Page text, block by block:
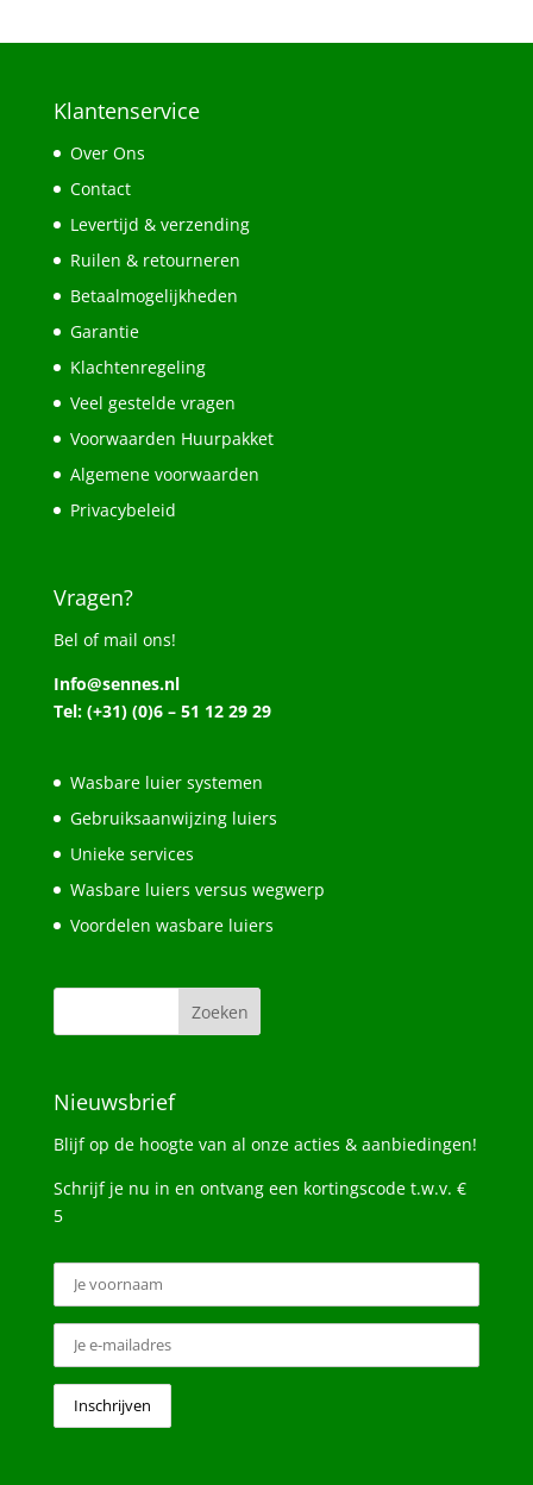
€18,95.€14,21.
Klantenservice
Over Ons
Contact
Levertijd & verzending
Ruilen & retourneren
Betaalmogelijkheden
Garantie
Klachtenregeling
Veel gestelde vragen
Voorwaarden Huurpakket
Algemene voorwaarden
Privacybeleid
Vragen?
Bel of mail ons!
Info@sennes.nl
Tel: (+31) (0)6 – 51 12 29 29
Wasbare luier systemen
Gebruiksaanwijzing luiers
Unieke services
Wasbare luiers versus wegwerp
Voordelen wasbare luiers
Nieuwsbrief
Blijf op de hoogte van al onze acties & aanbiedingen!
Schrijf je nu in en ontvang een kortingscode t.w.v. €
5